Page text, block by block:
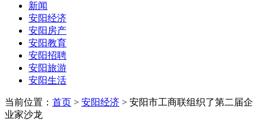
新闻
安阳经济
安阳房产
安阳教育
安阳招聘
安阳旅游
安阳生活
当前位置： 首页 > 安阳经济 > 安阳市工商联组织了第二届企
业家沙龙